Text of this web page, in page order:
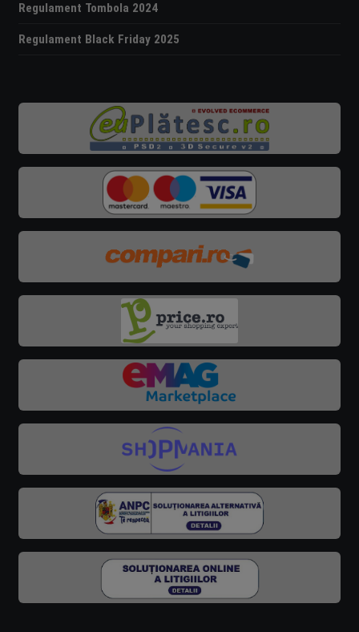
Regulament Tombola 2024
Regulament Black Friday 2025